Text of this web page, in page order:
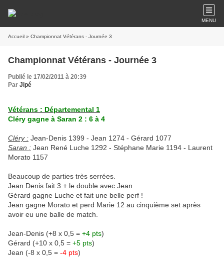
MENU
Accueil » Championnat Vétérans - Journée 3
Championnat Vétérans - Journée 3
Publié le 17/02/2011 à 20:39
Par Jipé
Vétérans : Départemental 1
Cléry gagne à Saran 2 : 6 à 4
Cléry : Jean-Denis 1399 - Jean 1274 - Gérard 1077
Saran : Jean René Luche 1292 - Stéphane Marie 1194 - Laurent
Morato 1157
Beaucoup de parties très serrées.
Jean Denis fait 3 + le double avec Jean
Gérard gagne Luche et fait une belle perf !
Jean gagne Morato et perd Marie 12 au cinquième set après
avoir eu une balle de match.
Jean-Denis (+8 x 0,5 = +4 pts)
Gérard (+10 x 0,5 = +5 pts)
Jean (-8 x 0,5 = -4 pts)